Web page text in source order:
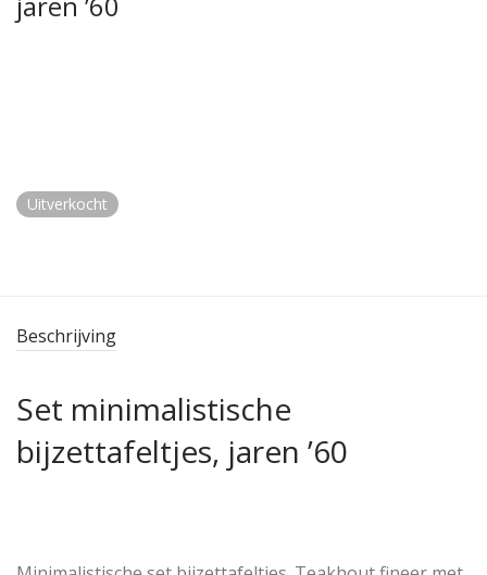
Uitverkocht
Beschrijving
Set minimalistische
bijzettafeltjes, jaren ’60